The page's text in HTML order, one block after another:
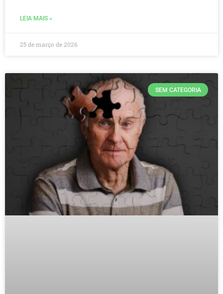
LEIA MAIS »
25 de março de 2026
SEM CATEGORIA